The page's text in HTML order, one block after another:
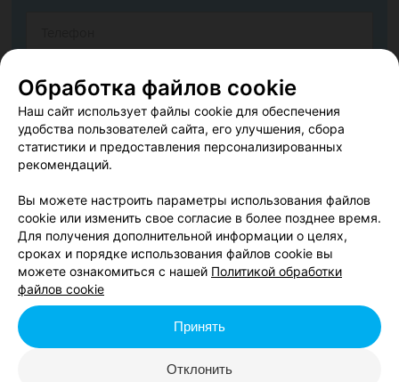
Согласен опубликовать отзыв. Подробнее обусловиях
обработки персональных данныхимеханизме реализации
прав
Добавить отзыв
Обработка файлов cookie
Наш сайт использует файлы cookie для обеспечения
удобства пользователей сайта, его улучшения, сбора
статистики и предоставления персонализированных
рекомендаций.
Вы можете настроить параметры использования файлов
cookie или изменить свое согласие в более позднее время.
Для получения дополнительной информации о целях,
сроках и порядке использования файлов cookie вы
можете ознакомиться с нашей Политикой обработки
файлов cookie
Отклонить
Принять